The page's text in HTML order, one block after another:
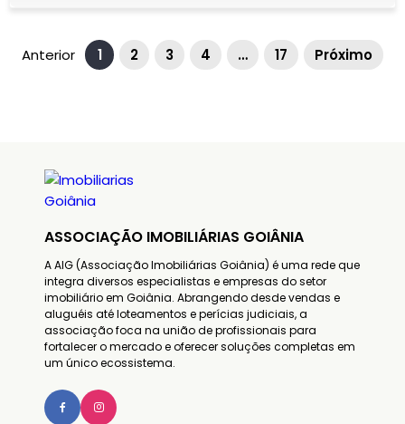
Anterior 1 2 3 4 … 17 Próximo
ASSOCIAÇÃO IMOBILIÁRIAS GOIÂNIA
A AIG (Associação Imobiliárias Goiânia) é uma rede que
integra diversos especialistas e empresas do setor
imobiliário em Goiânia. Abrangendo desde vendas e
aluguéis até loteamentos e perícias judiciais, a
associação foca na união de profissionais para
fortalecer o mercado e oferecer soluções completas em
um único ecossistema.